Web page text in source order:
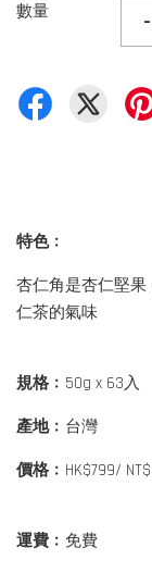
數量 -
特色﹕
杏仁角是杏仁堅
仁茶的氣味
規格﹕ 50g x 63入
產地﹕ 台灣
價格﹕ HK$799/
運費﹕ 免費